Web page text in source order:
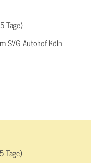
Tage)
SVG-Autohof Köln-
Tage)